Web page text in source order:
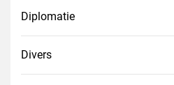
Diplomatie
Divers